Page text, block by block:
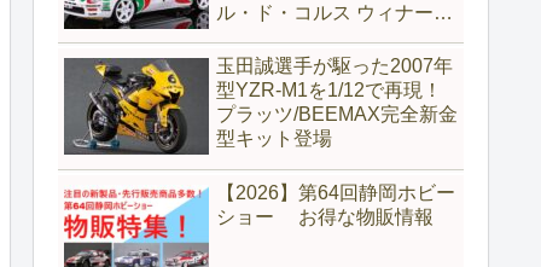
ル・ド・コルス ウィナーが
玉田誠選手が駆った2007年
型YZR-M1を1/12で再現！
プラッツ/BEEMAX完全新金
型キット登場
【2026】第64回静岡ホビー
ショー お得な物販情報